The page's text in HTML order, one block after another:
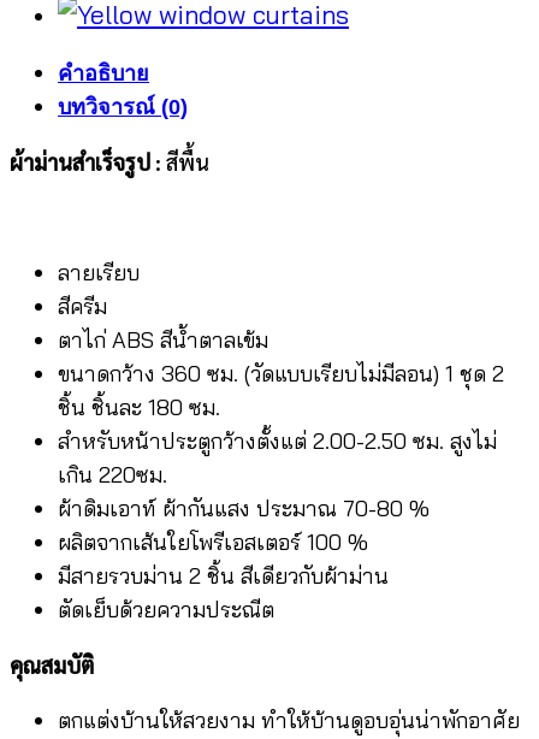
พื้น
ครีม
ลาย
เรียบ
คำอธิบาย
บทวิจารณ์ (0)
ผ้าม่านสำเร็จรูป : สีพื้น
ลายเรียบ
สีครีม
ตาไก่ ABS สีน้ำตาลเข้ม
ขนาดกว้าง 360 ซม. (วัดแบบเรียบไม่มีลอน) 1 ชุด 2
ชิ้น ชิ้นละ 180 ซม.
สำหรับหน้าประตูกว้างตั้งแต่ 2.00-2.50 ซม. สูงไม่
เกิน 220ซม.
ผ้าดิมเอาท์ ผ้ากันแสง ประมาณ 70-80 %
ผลิตจากเส้นใยโพรีเอสเตอร์ 100 %
มีสายรวบม่าน 2 ชิ้น สีเดียวกับผ้าม่าน
ตัดเย็บด้วยความประณีต
คุณสมบัติ
ตกแต่งบ้านให้สวยงาม ทำให้บ้านดูอบอุ่นน่าพักอาศัย